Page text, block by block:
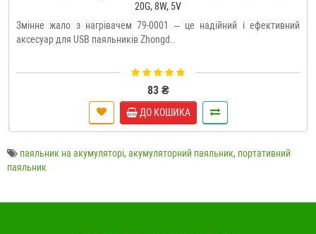
20G, 8W, 5V
Змінне жало з нагрівачем 79-0001 – це надійний і ефективний
аксесуар для USB паяльників Zhongd..
83 ₴
ДО КОШИКА
паяльник на акумуляторі, акумуляторний паяльник, портативний
паяльник